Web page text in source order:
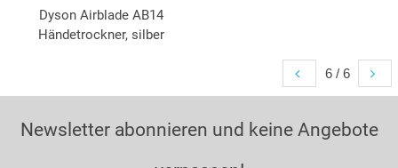
Dyson Airblade AB14
Händetrockner, silber
6 / 6
Newsletter abonnieren und keine Angebote